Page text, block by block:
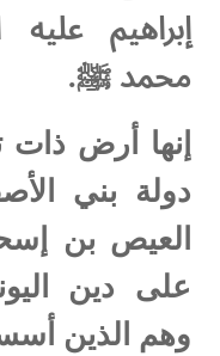
إبراهيم
محمد ﷺ.
إنها أرض ذات
دولة بني
العيص بن
على دين
وهم الذين